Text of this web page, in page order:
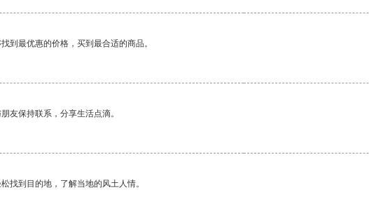
到最优惠的价格，买到最合适的商品。
友保持联系，分享生活点滴。
找到目的地，了解当地的风土人情。